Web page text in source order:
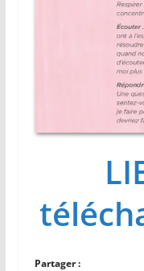
Partager :